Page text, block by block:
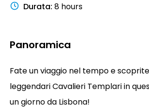
Durata: 8 hours
Panoramica
Fate un viaggio nel tempo e
leggendari Cavalieri Templari in
un giorno da Lisbona!